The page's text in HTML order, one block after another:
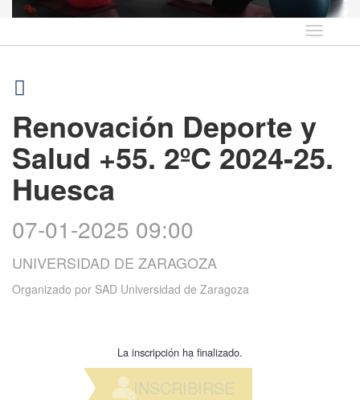
Idioma
Renovación Deporte y
Salud +55. 2ºC 2024-25.
Huesca
07-01-2025 09:00
UNIVERSIDAD DE ZARAGOZA
Organizado por SAD Universidad de Zaragoza
La inscripción ha finalizado.
INSCRIBIRSE